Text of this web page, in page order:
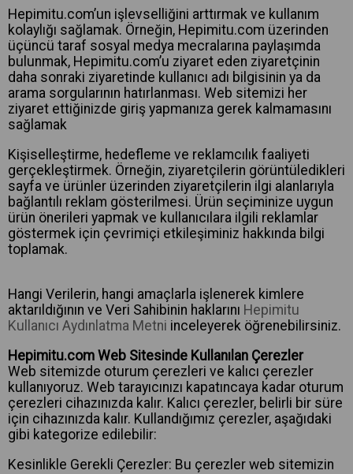
Hepimitu.com’un işlevselliğini arttırmak ve kullanım
kolaylığı sağlamak. Örneğin, Hepimitu.com üzerinden
üçüncü taraf sosyal medya mecralarına paylaşımda
bulunmak, Hepimitu.com’u ziyaret eden ziyaretçinin
daha sonraki ziyaretinde kullanıcı adı bilgisinin ya da
arama sorgularının hatırlanması. Web sitemizi her
ziyaret ettiğinizde giriş yapmanıza gerek kalmamasını
sağlamak
Kişiselleştirme, hedefleme ve reklamcılık faaliyeti
gerçekleştirmek. Örneğin, ziyaretçilerin görüntüledikleri
sayfa ve ürünler üzerinden ziyaretçilerin ilgi alanlarıyla
bağlantılı reklam gösterilmesi. Ürün seçiminize uygun
ürün önerileri yapmak ve kullanıcılara ilgili reklamlar
göstermek için çevrimiçi etkileşiminiz hakkında bilgi
toplamak.
Hangi Verilerin, hangi amaçlarla işlenerek kimlere
aktarıldığının ve Veri Sahibinin haklarını Hepimitu
Kullanıcı Aydınlatma Metni inceleyerek öğrenebilirsiniz.
Hepimitu.com Web Sitesinde Kullanılan Çerezler
Web sitemizde oturum çerezleri ve kalıcı çerezler
kullanıyoruz. Web tarayıcınızı kapatıncaya kadar oturum
çerezleri cihazınızda kalır. Kalıcı çerezler, belirli bir süre
için cihazınızda kalır. Kullandığımız çerezler, aşağıdaki
gibi kategorize edilebilir:
Kesinlikle Gerekli Çerezler: Bu çerezler web sitemizin